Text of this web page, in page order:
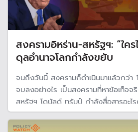
สงครามอิหร่าน-สหรัฐฯ: “ใคร
ดุลอำนาจโลกกำลังขยับ
จนถึงวันนี้ สงครามก็ดำเนินมาแล้วกว่า
จบลงอย่างไร เป็นสงครามที่หาข้อเท็จจ
สหรัฐฯ โดนัลด์ ทรัมป์ กำลังสื่อสารอะไ
ของทรัมป์เชื่อถือได้ยาก และต้องตั้งคำ
ในขณะที่โลกก็รู้น้อยมากเกี่ยวกับสถาน